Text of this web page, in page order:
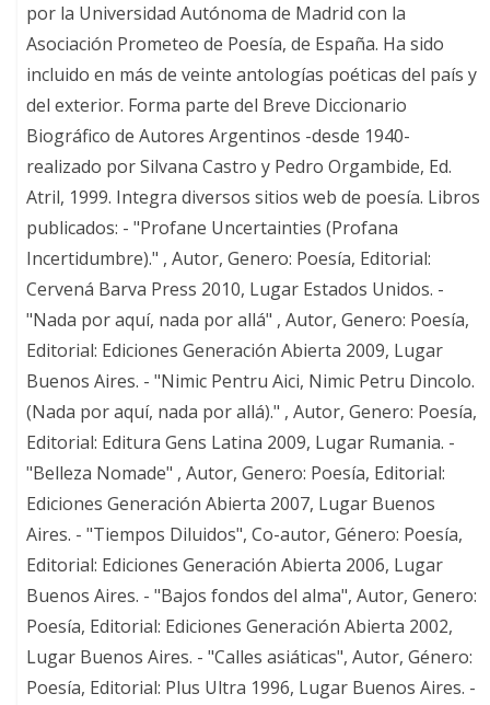
por la Universidad Autónoma de Madrid con la
Asociación Prometeo de Poesía, de España. Ha sido
incluido en más de veinte antologías poéticas del país y
del exterior. Forma parte del Breve Diccionario
Biográfico de Autores Argentinos -desde 1940-
realizado por Silvana Castro y Pedro Orgambide, Ed.
Atril, 1999. Integra diversos sitios web de poesía. Libros
publicados: - "Profane Uncertainties (Profana
Incertidumbre)." , Autor, Genero: Poesía, Editorial:
Cervená Barva Press 2010, Lugar Estados Unidos. -
"Nada por aquí, nada por allá" , Autor, Genero: Poesía,
Editorial: Ediciones Generación Abierta 2009, Lugar
Buenos Aires. - "Nimic Pentru Aici, Nimic Petru Dincolo.
(Nada por aquí, nada por allá)." , Autor, Genero: Poesía,
Editorial: Editura Gens Latina 2009, Lugar Rumania. -
"Belleza Nomade" , Autor, Genero: Poesía, Editorial:
Ediciones Generación Abierta 2007, Lugar Buenos
Aires. - "Tiempos Diluidos", Co-autor, Género: Poesía,
Editorial: Ediciones Generación Abierta 2006, Lugar
Buenos Aires. - "Bajos fondos del alma", Autor, Genero:
Poesía, Editorial: Ediciones Generación Abierta 2002,
Lugar Buenos Aires. - "Calles asiáticas", Autor, Género:
Poesía, Editorial: Plus Ultra 1996, Lugar Buenos Aires. -